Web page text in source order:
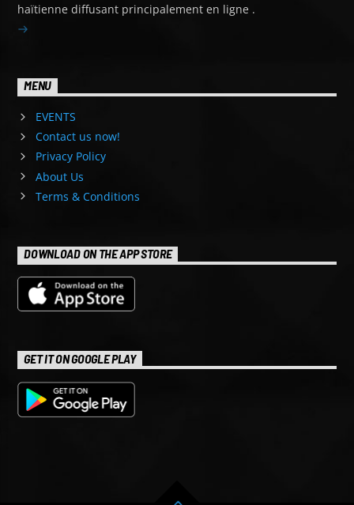
haïtienne diffusant principalement en ligne .
MENU
EVENTS
Contact us now!
Privacy Policy
About Us
Terms & Conditions
DOWNLOAD ON THE APP STORE
GET IT ON GOOGLE PLAY